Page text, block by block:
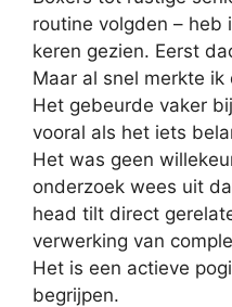
routine volgden – heb
keren gezien. Eerst
Maar al snel merkte
Het gebeurde vaker
vooral als het iets
Het was geen
onderzoek wees uit
head tilt direct
verwerking van
Het is een actieve
begrijpen.